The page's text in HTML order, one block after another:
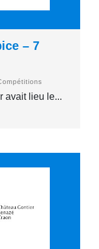
– 7
avait lieu le...